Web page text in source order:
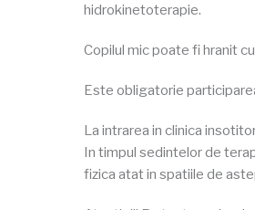
hidrokinetoterapie.
Copilul mic poate fi hranit
Este obligatorie
La intrarea in clinica
In timpul sedintelor de
fizica atat in spatiile de